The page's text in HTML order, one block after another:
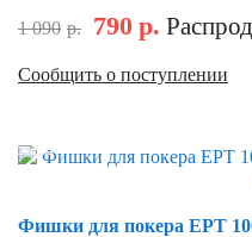
1 090 р. 790 р.
Сообщить о поступлении
Скидка
Фишки для покера EPT